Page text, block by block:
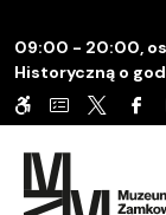
09:00 - 20:00,
Historyczną o